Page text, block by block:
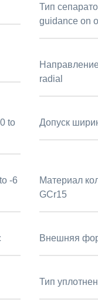
Тип
guidance on
radial
0 to
Допуск
-6
Материал
GCr15
Внешняя
Тип